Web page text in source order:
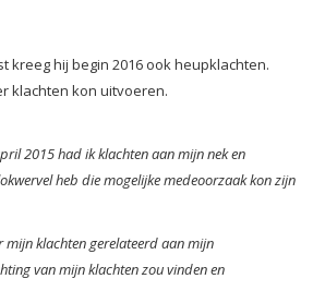
kreeg hij begin 2016 ook heupklachten.
klachten kon uitvoeren.
2015 had ik klachten aan mijn nek en
heb die mogelijke medeoorzaak kon zijn
mijn klachten gerelateerd aan mijn
van mijn klachten zou vinden en